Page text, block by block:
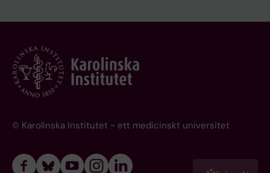
© Karolinska Institutet - ett medicinskt universitet